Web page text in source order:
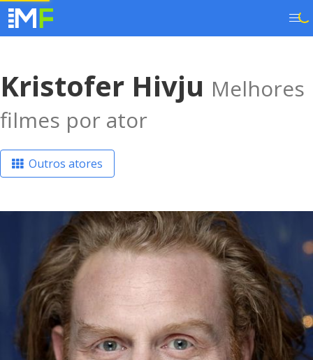
Kristofer Hivju Melhores
filmes por ator
Outros atores